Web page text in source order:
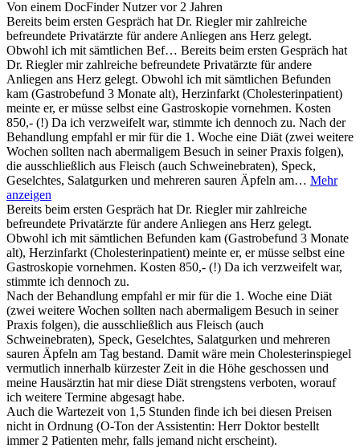
Von einem DocFinder Nutzervor 2 Jahren
Bereits beim ersten Gespräch hat Dr. Riegler mir zahlreiche
befreundete Privatärzte für andere Anliegen ans Herz gelegt.
Obwohl ich mit sämtlichen Bef… Bereits beim ersten Gespräch hat
Dr. Riegler mir zahlreiche befreundete Privatärzte für andere
Anliegen ans Herz gelegt. Obwohl ich mit sämtlichen Befunden
kam (Gastrobefund 3 Monate alt), Herzinfarkt (Cholesterinpatient)
meinte er, er müsse selbst eine Gastroskopie vornehmen. Kosten
850,- (!) Da ich verzweifelt war, stimmte ich dennoch zu. Nach der
Behandlung empfahl er mir für die 1. Woche eine Diät (zwei weitere
Wochen sollten nach abermaligem Besuch in seiner Praxis folgen),
die ausschließlich aus Fleisch (auch Schweinebraten), Speck,
Geselchtes, Salatgurken und mehreren sauren Äpfeln am… Mehr
anzeigen
Bereits beim ersten Gespräch hat Dr. Riegler mir zahlreiche
befreundete Privatärzte für andere Anliegen ans Herz gelegt.
Obwohl ich mit sämtlichen Befunden kam (Gastrobefund 3 Monate
alt), Herzinfarkt (Cholesterinpatient) meinte er, er müsse selbst eine
Gastroskopie vornehmen. Kosten 850,- (!) Da ich verzweifelt war,
stimmte ich dennoch zu.
Nach der Behandlung empfahl er mir für die 1. Woche eine Diät
(zwei weitere Wochen sollten nach abermaligem Besuch in seiner
Praxis folgen), die ausschließlich aus Fleisch (auch
Schweinebraten), Speck, Geselchtes, Salatgurken und mehreren
sauren Äpfeln am Tag bestand. Damit wäre mein Cholesterinspiegel
vermutlich innerhalb kürzester Zeit in die Höhe geschossen und
meine Hausärztin hat mir diese Diät strengstens verboten, worauf
ich weitere Termine abgesagt habe.
Auch die Wartezeit von 1,5 Stunden finde ich bei diesen Preisen
nicht in Ordnung (O-Ton der Assistentin: Herr Doktor bestellt
immer 2 Patienten mehr, falls jemand nicht erscheint).